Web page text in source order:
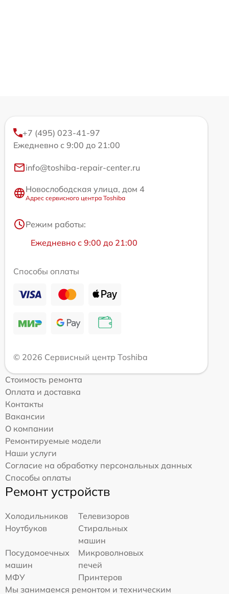
+7 (495) 023-41-97
Ежедневно с 9:00 до 21:00
info@toshiba-repair-center.ru
Новослободская улица, дом 4
Адрес сервисного центра Toshiba
Режим работы:
Ежедневно с 9:00 до 21:00
Способы оплаты
© 2026 Сервисный центр Toshiba
Стоимость ремонта
Оплата и доставка
Контакты
Вакансии
О компании
Ремонтируемые модели
Наши услуги
Согласие на обработку персональных данных
Способы оплаты
Ремонт устройств
Холодильников
Телевизоров
Ноутбуков
Стиральных
машин
Посудомоечных
машин
Микроволновых
печей
МФУ
Принтеров
Мы занимаемся ремонтом и техническим